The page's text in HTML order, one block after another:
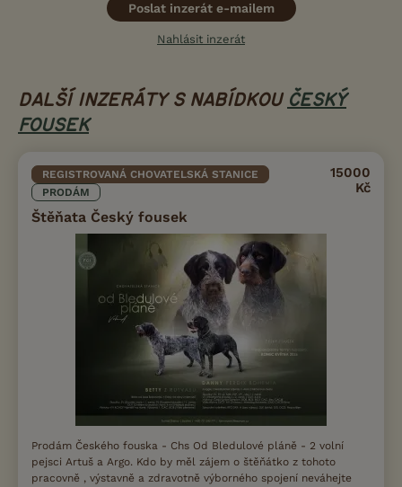
Poslat inzerát e-mailem
Nahlásit inzerát
DALŠÍ INZERÁTY S NABÍDKOU ČESKÝ
FOUSEK
REGISTROVANÁ CHOVATELSKÁ STANICE
PRODÁM
Štěňata Český fousek
15000
Kč
Prodám Českého fouska - Chs Od Bledulové pláně - 2 volní
pejsci Artuš a Argo. Kdo by měl zájem o štěňátko z tohoto
pracovně , výstavně a zdravotně výborného spojení neváhejte